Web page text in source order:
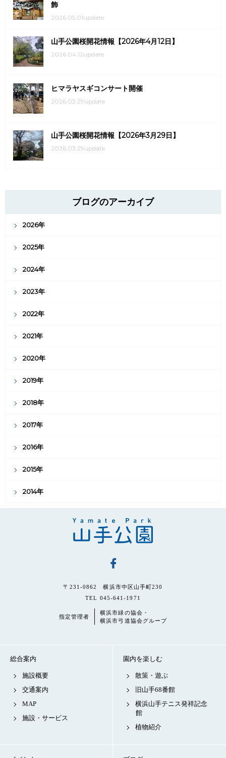
飾
2026.05.01update
山手公園桜開花情報【2026年4月12日】
2026.04.12update
ヒマラヤスギコンサート開催
2026.03.29update
山手公園桜開花情報【2026年3月29日】
2026.03.29update
ブログのアーカイブ
2026年
2025年
2024年
2023年
2022年
2021年
2020年
2019年
2018年
2017年
2016年
2015年
2014年
〒231-0862 横浜市中区山手町230
TEL 045-641-1971
指定管理者
横浜市緑の協会・
横浜市弓道協会グループ
総合案内
施設概要
交通案内
MAP
施設・サービス
園内を楽しむ
散策・遊ぶ
旧山手68番館
横浜山手テニス発祥記念
館
植物紹介